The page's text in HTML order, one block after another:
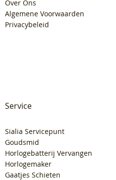
Over Ons
Algemene Voorwaarden
Privacybeleid
Service
Sialia Servicepunt
Goudsmid
Horlogebatterij Vervangen
Horlogemaker
Gaatjes Schieten